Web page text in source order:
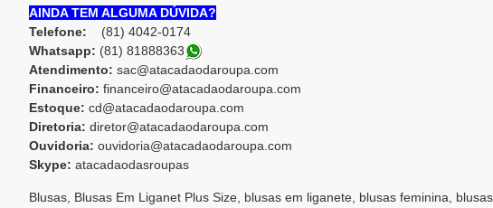
AINDA TEM ALGUMA DÚVIDA?
Telefone: (81) 4042-0174
Whatsapp: (81) 81888363
Atendimento: sac@atacadaodaroupa.com
Financeiro: financeiro@atacadaodaroupa.com
Estoque: cd@atacadaodaroupa.com
Diretoria: diretor@atacadaodaroupa.com
Ouvidoria: ouvidoria@atacadaodaroupa.com
Skype: atacadaodasroupas
Blusas, Blusas Em Liganet Plus Size, blusas em liganete, blusas feminina,